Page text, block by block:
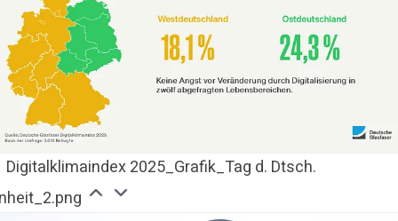
Digitalklimaindex 2025_Grafik_Tag d. Dtsch.